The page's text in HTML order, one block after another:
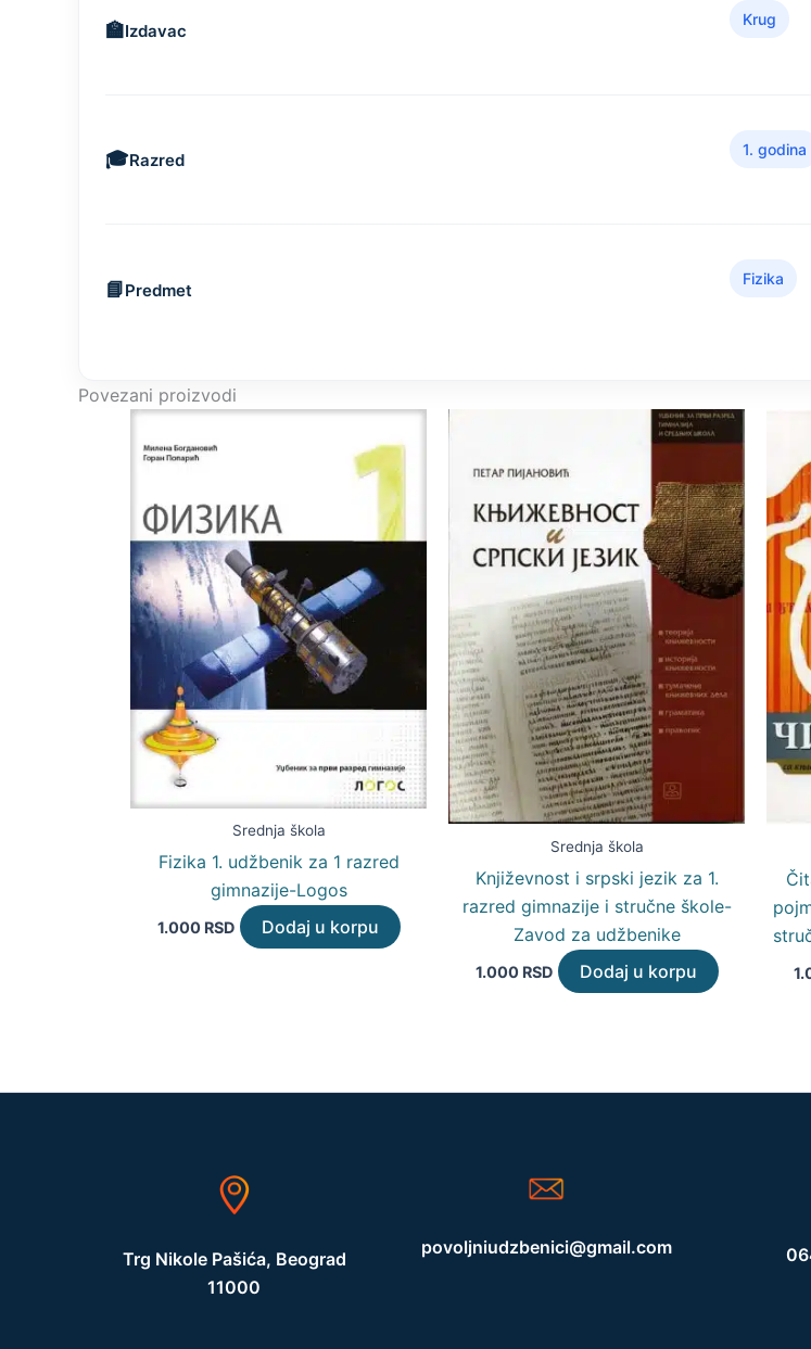
Izdavac
Krug
Razred
1. godina
Predmet
Fizika
Povezani proizvodi
Srednja škola
Fizika 1. udžbenik za 1 razred
gimnazije-Logos
1.000 RSD Dodaj u korpu
Srednja škola
Književnost i srpski jezik za 1.
razred gimnazije i stručne škole-
Zavod za udžbenike
1.000 RSD Dodaj u korpu
Trg Nikole Pašića, Beograd
11000
povoljniudzbenici@gmail.com